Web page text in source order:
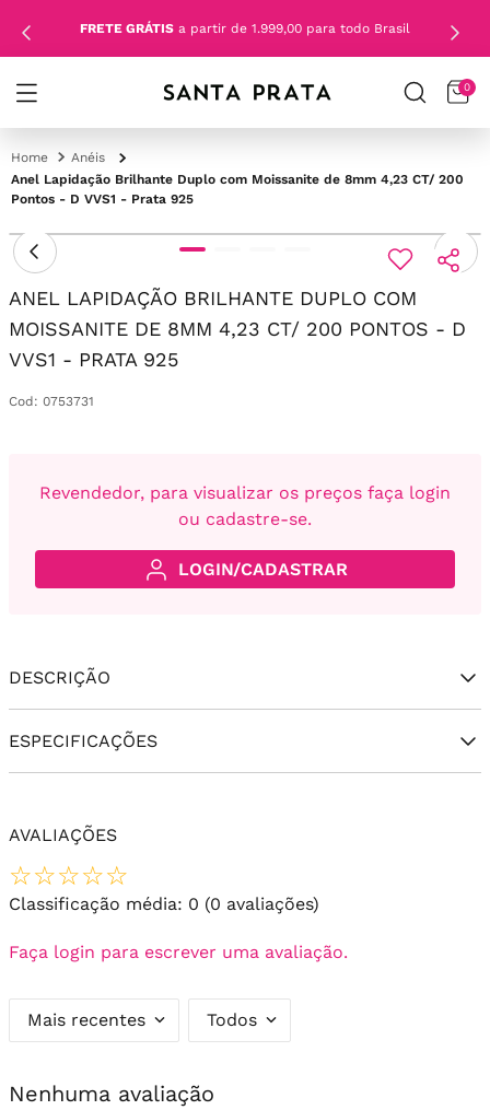
FRETE GRÁTIS a partir de 1.999,00 para todo Brasil
0
Anéis
Anel Lapidação Brilhante Duplo com Moissanite de 8mm 4,23 CT/ 200
Pontos - D VVS1 - Prata 925
ANEL LAPIDAÇÃO BRILHANTE DUPLO COM
MOISSANITE DE 8MM 4,23 CT/ 200 PONTOS - D
VVS1 - PRATA 925
Cod : 0753731
Revendedor, para visualizar os preços faça login
ou cadastre-se.
LOGIN/CADASTRAR
DESCRIÇÃO
ESPECIFICAÇÕES
AVALIAÇÕES
☆☆☆☆☆
Classificação média: 0 (0 avaliações)
Faça login para escrever uma avaliação.
Mais recentes Todos
Nenhuma avaliação